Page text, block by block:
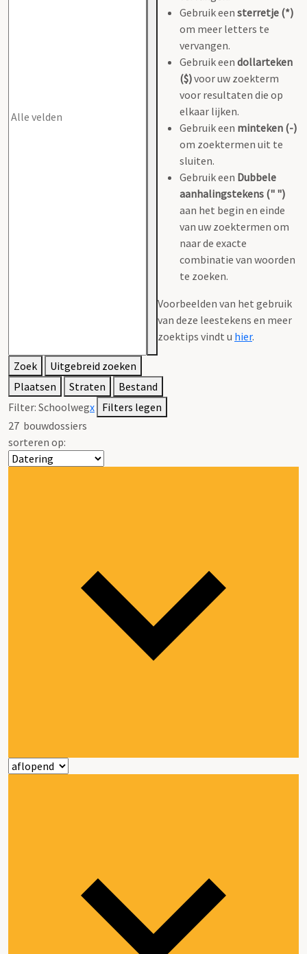
Gebruik een sterretje (*)
om meer letters te
vervangen.
Gebruik een dollarteken
($)voor uw zoekterm
voor resultaten die op
elkaar lijken.
Gebruik een minteken (-)
om zoektermen uit te
sluiten.
Gebruik een Dubbele
aanhalingstekens (" ")
aan het begin en einde
van uw zoektermen om
naar de exacte
combinatie van woorden
te zoeken.
Voorbeelden van het gebruik
van deze leestekens en meer
zoektips vindt u hier.
Zoek
Uitgebreid zoeken
Plaatsen
Straten
Bestand
Filter: Schoolwegx Filters legen
27 bouwdossiers
sorteren op: